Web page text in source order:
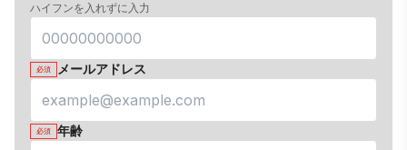
ハイフンを入れずに入力
必須 メールアドレス
必須 年齢